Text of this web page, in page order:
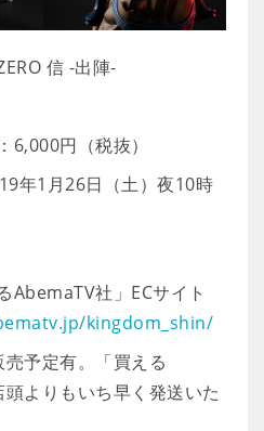
信 -出陣-
6,000円（税抜）
年1月26日（土）夜10時
AbemaTV社」ECサイト
kingdom_shin/
予定有。「買える
よりもいち早く発送いた